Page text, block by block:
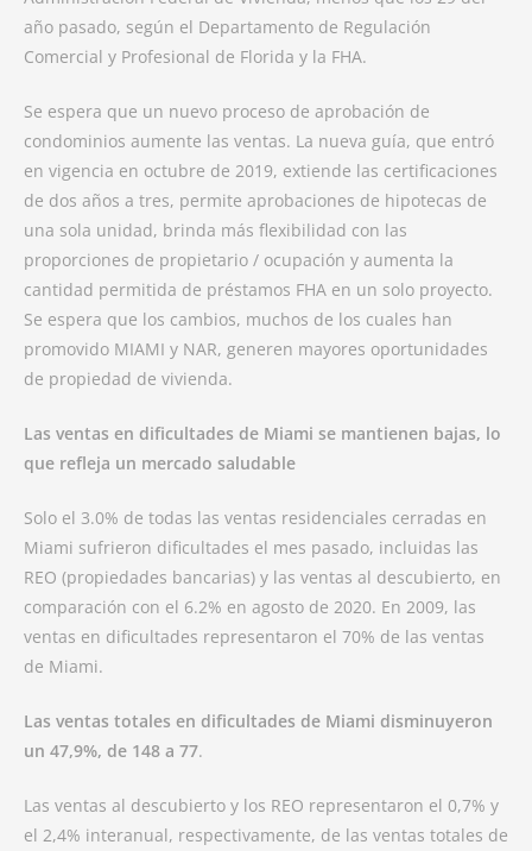
año pasado, según el Departamento de Regulación
Comercial y Profesional de Florida y la FHA.
Se espera que un nuevo proceso de aprobación de
condominios aumente las ventas. La nueva guía, que entró
en vigencia en octubre de 2019, extiende las certificaciones
de dos años a tres, permite aprobaciones de hipotecas de
una sola unidad, brinda más flexibilidad con las
proporciones de propietario / ocupación y aumenta la
cantidad permitida de préstamos FHA en un solo proyecto.
Se espera que los cambios, muchos de los cuales han
promovido MIAMI y NAR, generen mayores oportunidades
de propiedad de vivienda.
Las ventas en dificultades de Miami se mantienen bajas, lo
que refleja un mercado saludable
Solo el 3.0% de todas las ventas residenciales cerradas en
Miami sufrieron dificultades el mes pasado, incluidas las
REO (propiedades bancarias) y las ventas al descubierto, en
comparación con el 6.2% en agosto de 2020. En 2009, las
ventas en dificultades representaron el 70% de las ventas
de Miami.
Las ventas totales en dificultades de Miami disminuyeron
un 47,9%, de 148 a 77.
Las ventas al descubierto y los REO representaron el 0,7% y
el 2,4% interanual, respectivamente, de las ventas totales de